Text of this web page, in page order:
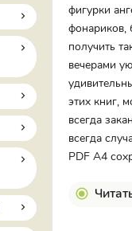
фигурки
фонариков,
получить
вечерами
этих книг,
всегда
всегда
PDF A4